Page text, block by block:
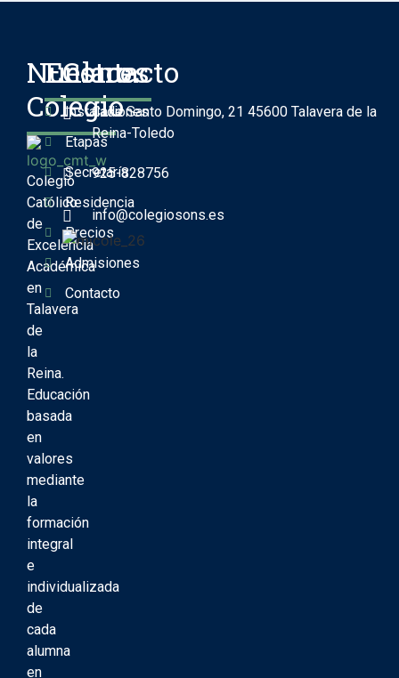
Nuestro
Colegio
Colegio
Católico
de
Excelencia
Académica
en
Talavera
de
la
Reina.
Educación
basada
en
valores
mediante
la
formación
integral
e
individualizada
de
cada
alumna
en
Enlaces
Instalaciones
Etapas
Secretaría
Residencia
Precios
Admisiones
Contacto
Contacto
Calle Santo Domingo, 21 45600 Talavera de la
Reina-Toledo
925-828756
info@colegiosons.es